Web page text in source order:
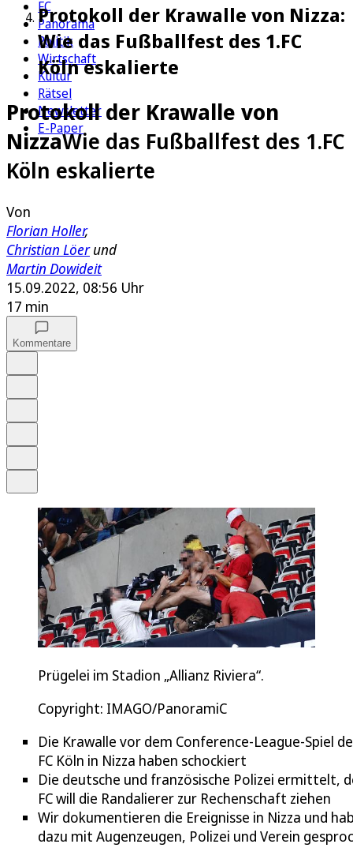
FC
Panorama
Politik
Wirtschaft
Kultur
Rätsel
Newsletter
E-Paper
Protokoll der Krawalle von Nizza:
Wie das Fußballfest des 1.FC
Köln eskalierte
Protokoll der Krawalle von
NizzaWie das Fußballfest des 1.FC
Köln eskalierte
Von
Florian Holler,
Christian Löerund
Martin Dowideit
15.09.2022, 08:56 Uhr
17 min
Kommentare
Prügelei im Stadion „Allianz Riviera“.
Copyright: IMAGO/PanoramiC
Die Krawalle vor dem Conference-League-Spiel
FC Köln in Nizza haben schockiert
Die deutsche und französische Polizei ermittelt,
FC will die Randalierer zur Rechenschaft ziehen
Wir dokumentieren die Ereignisse in Nizza und
dazu mit Augenzeugen, Polizei und Verein